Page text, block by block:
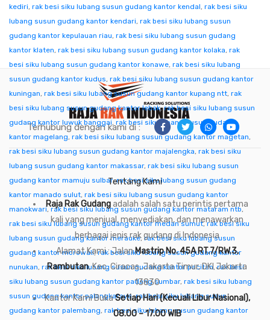
kediri, rak besi siku lubang susun gudang kantor kendal, rak besi siku
lubang susun gudang kantor kendari, rak besi siku lubang susun
gudang kantor kepulauan riau, rak besi siku lubang susun gudang
kantor klaten, rak besi siku lubang susun gudang kantor kolaka, rak
besi siku lubang susun gudang kantor konawe, rak besi siku lubang
susun gudang kantor kudus, rak besi siku lubang susun gudang kantor
kuningan, rak besi siku lubang susun gudang kantor kupang ntt, rak
besi siku lubang susun gudang kantor lebak,rak besi siku lubang susun
gudang kantor luwuk banggai, rak besi siku lubang susun gudang
kantor magelang, rak besi siku lubang susun gudang kantor magetan,
rak besi siku lubang susun gudang kantor majalengka, rak besi siku
lubang susun gudang kantor makassar, rak besi siku lubang susun
gudang kantor mamuju sulbar,rak besi siku lubang susun gudang
kantor manado sulut, rak besi siku lubang susun gudang kantor
manokwari,rak besi siku lubang susun gudang kantor mataram ntb,
rak besi siku lubang susun gudang kantor medan sumut,rak besi siku
lubang susun gudang kantor merauke,rak besi siku lubang susun
gudang kantor morowali,rak besi siku lubang susun gudang kantor
nunukan, rak besi siku lubang susun gudang kantor pacitan,rak besi
siku lubang susun gudang kantor padang sumbar, rak besi siku lubang
susun gudang kantor palangkaraya,rak besi siku lubang susun
gudang kantor palembang, rak besi siku lubang susun gudang kantor
Terhubung dengan kami di :
Tentang Kami
Raja Rak Gudangadalah salah satu perintis pertama
kali yang menjual, menyediakan, dan menawarkan
berbagai jenis rak gudang di Indonesia
Alamat Kami : JalanMastrip No. 45A RT.7/RW.3,
Rambutan, Kec. Ciracas, Jakarta Timur, DKI Jakarta
13830
Kantor Kami BukaSetiap Hari (Kecuali Libur Nasional),
08.00 – 17.00 WIB